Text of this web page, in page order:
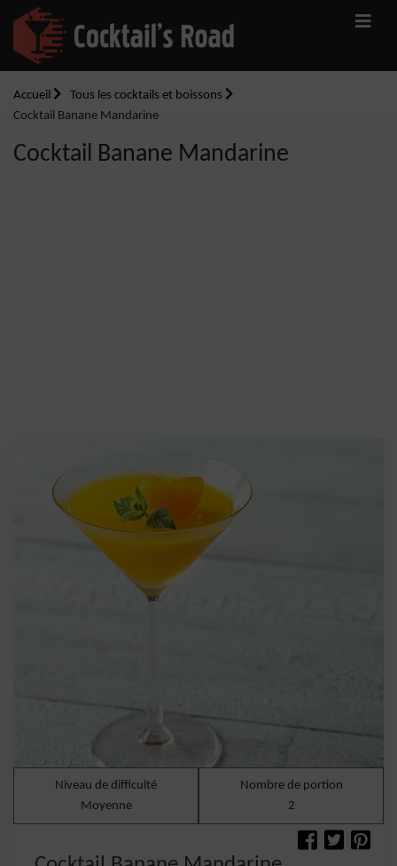
Accueil
Tous les cocktails et boissons
Cocktail Banane Mandarine
Cocktail Banane Mandarine
Niveau de difficulté
Moyenne
Nombre de portion
2